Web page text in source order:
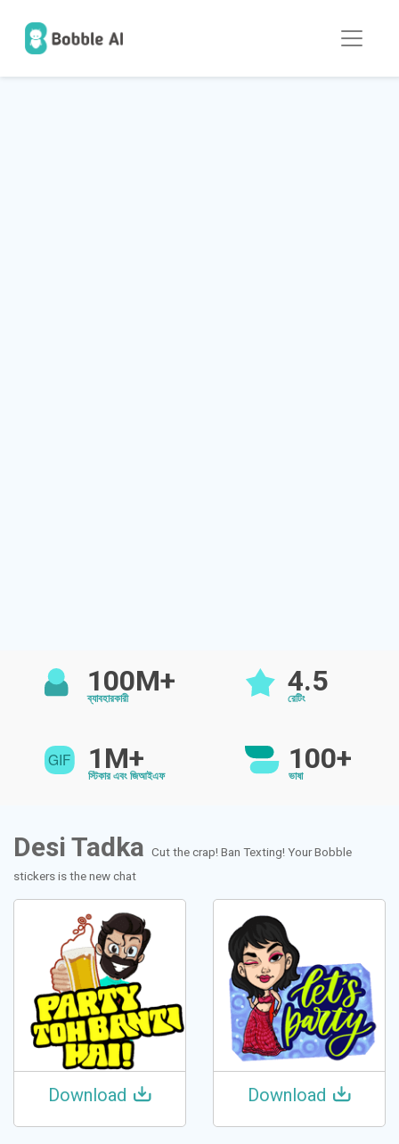
100M+
ব্যাবহারকারী
4.5
রেটিং
1M+
স্টিকার এবং জিআইএফ
100+
ভাষা
Desi Tadka Cut the crap! Ban Texting! Your Bobble
stickers is the new chat
Download Download